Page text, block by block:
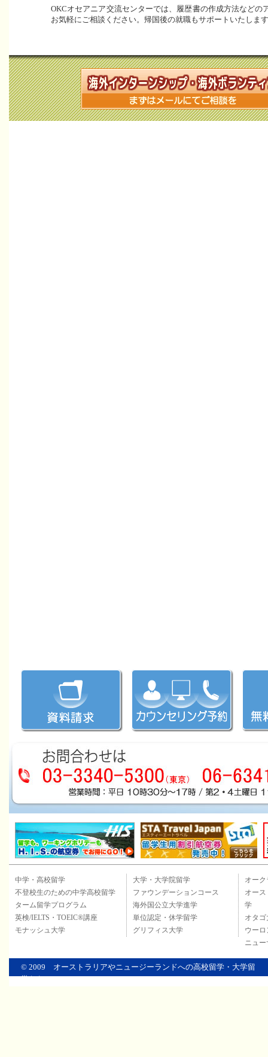
OKCオセアニア交流センターでは、履歴書の作成方法などの
お気軽にご相談ください。帰国後の就職もサポートいたしま
中学・高校留学
不登校生のための中学高校留学
ターム留学プログラム
英検/IELTS・TOEIC®講座
モナッシュ大学
大学・大学院留学
ファウンデーションコース
海外国公立大学進学
単位認定・休学留学
グリフィス大学
オー
オー
学
オタゴ
ウー
ニュ
© 2009 オーストラリアやニュージーランドへの高校留学・大学留
学ならOKCCo., Ltd.